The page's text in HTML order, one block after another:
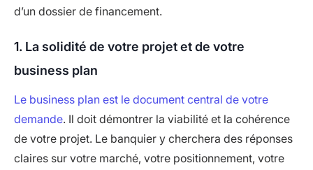
d’un dossier de financement.
1. La solidité de votre projet et de votre
business plan
Le business plan est le document central de votre
demande. Il doit démontrer la viabilité et la cohérence
de votre projet. Le banquier y cherchera des réponses
claires sur votre marché, votre positionnement, votre